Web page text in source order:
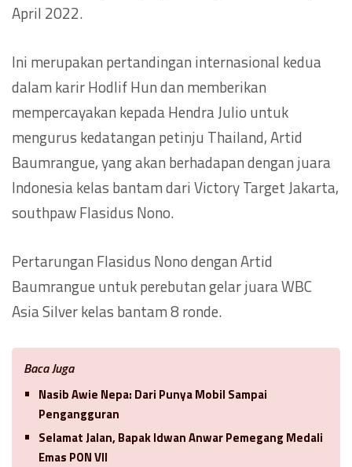
April 2022.
Ini merupakan pertandingan internasional kedua
dalam karir Hodlif Hun dan memberikan
mempercayakan kepada Hendra Julio untuk
mengurus kedatangan petinju Thailand, Artid
Baumrangue, yang akan berhadapan dengan juara
Indonesia kelas bantam dari Victory Target Jakarta,
southpaw Flasidus Nono.
Pertarungan Flasidus Nono dengan Artid
Baumrangue untuk perebutan gelar juara WBC
Asia Silver kelas bantam 8 ronde.
Baca Juga
Nasib Awie Nepa: Dari Punya Mobil Sampai
Pengangguran
Selamat Jalan, Bapak Idwan Anwar Pemegang Medali
Emas PON VII